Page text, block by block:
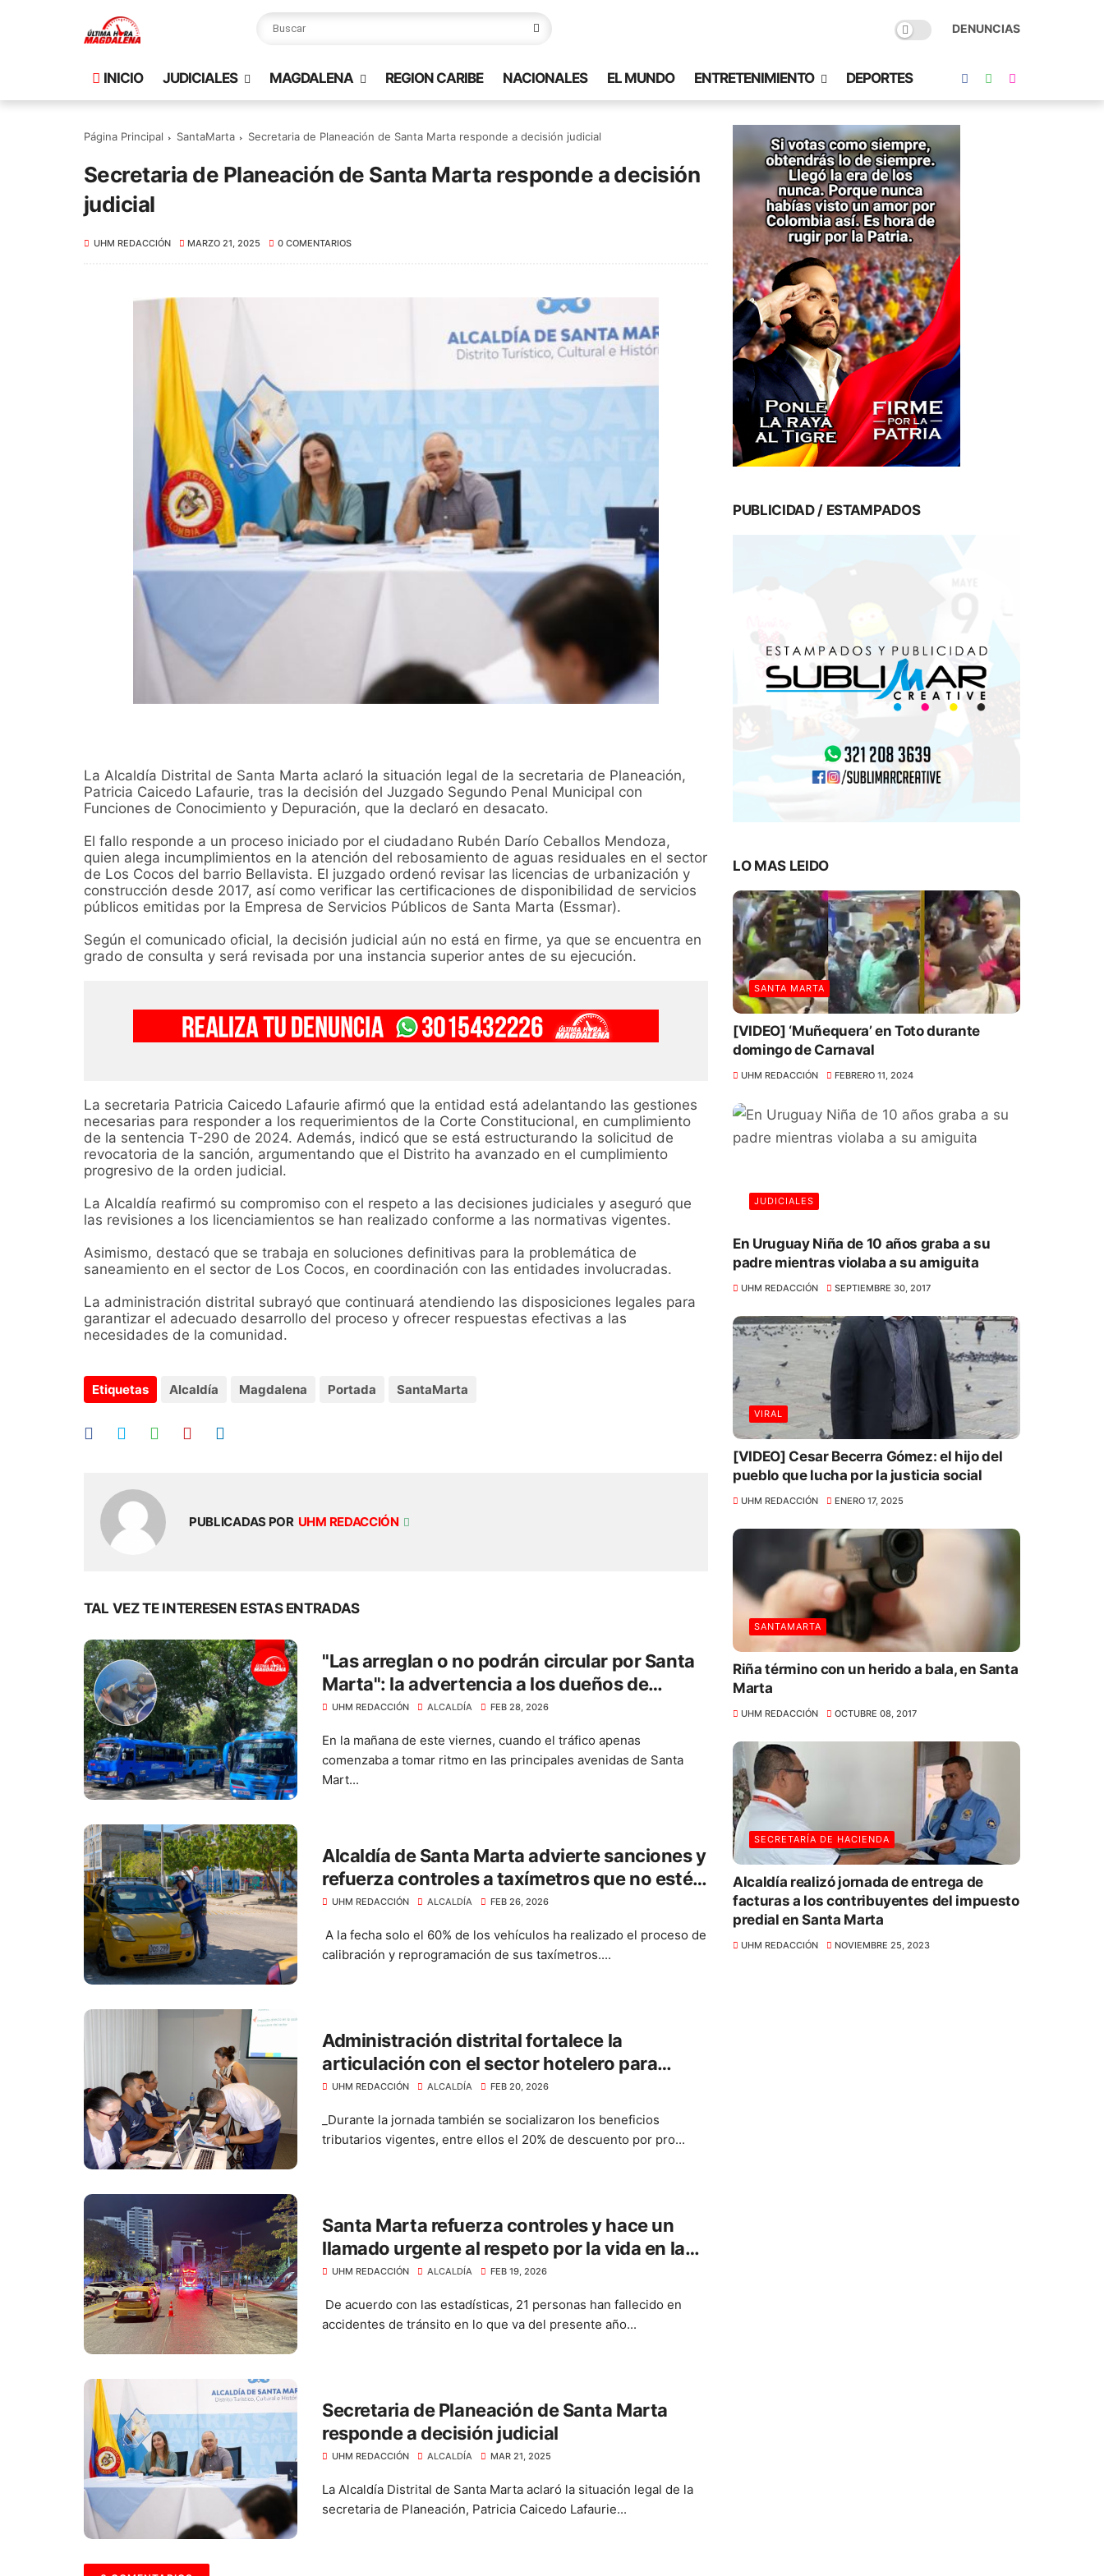
DENUNCIAS
INICIO JUDICIALES MAGDALENA REGION CARIBE NACIONALES EL MUNDO ENTRETENIMIENTO DEPORTES
Página Principal SantaMarta Secretaria de Planeación de Santa Marta responde a decisión judicial
Secretaria de Planeación de Santa Marta responde a decisión
judicial
UHM REDACCIÓN MARZO 21, 2025 0 COMENTARIOS
La Alcaldía Distrital de Santa Marta aclaró la situación legal de la secretaria de Planeación,
Patricia Caicedo Lafaurie, tras la decisión del Juzgado Segundo Penal Municipal con
Funciones de Conocimiento y Depuración, que la declaró en desacato.
El fallo responde a un proceso iniciado por el ciudadano Rubén Darío Ceballos Mendoza,
quien alega incumplimientos en la atención del rebosamiento de aguas residuales en el sector
de Los Cocos del barrio Bellavista. El juzgado ordenó revisar las licencias de urbanización y
construcción desde 2017, así como verificar las certificaciones de disponibilidad de servicios
públicos emitidas por la Empresa de Servicios Públicos de Santa Marta (Essmar).
Según el comunicado oficial, la decisión judicial aún no está en firme, ya que se encuentra en
grado de consulta y será revisada por una instancia superior antes de su ejecución.
La secretaria Patricia Caicedo Lafaurie afirmó que la entidad está adelantando las gestiones
necesarias para responder a los requerimientos de la Corte Constitucional, en cumplimiento
de la sentencia T-290 de 2024. Además, indicó que se está estructurando la solicitud de
revocatoria de la sanción, argumentando que el Distrito ha avanzado en el cumplimiento
progresivo de la orden judicial.
La Alcaldía reafirmó su compromiso con el respeto a las decisiones judiciales y aseguró que
las revisiones a los licenciamientos se han realizado conforme a las normativas vigentes.
Asimismo, destacó que se trabaja en soluciones definitivas para la problemática de
saneamiento en el sector de Los Cocos, en coordinación con las entidades involucradas.
La administración distrital subrayó que continuará atendiendo las disposiciones legales para
garantizar el adecuado desarrollo del proceso y ofrecer respuestas efectivas a las
necesidades de la comunidad.
Etiquetas Alcaldía Magdalena Portada SantaMarta
PUBLICADAS POR UHM REDACCIÓN
TAL VEZ TE INTERESEN ESTAS ENTRADAS
"Las arreglan o no podrán circular por Santa
Marta": la advertencia a los dueños de
busetas
UHM REDACCIÓN ALCALDÍA FEB 28, 2026
En la mañana de este viernes, cuando el tráfico apenas
comenzaba a tomar ritmo en las principales avenidas de Santa
Mart...
Alcaldía de Santa Marta advierte sanciones y
refuerza controles a taxímetros que no estén
calibrados
UHM REDACCIÓN ALCALDÍA FEB 26, 2026
A la fecha solo el 60% de los vehículos ha realizado el proceso de
calibración y reprogramación de sus taxímetros....
Administración distrital fortalece la
articulación con el sector hotelero para
mejorar el cumplimiento tributario
UHM REDACCIÓN ALCALDÍA FEB 20, 2026
_Durante la jornada también se socializaron los beneficios
tributarios vigentes, entre ellos el 20% de descuento por pro...
Santa Marta refuerza controles y hace un
llamado urgente al respeto por la vida en las
vías
UHM REDACCIÓN ALCALDÍA FEB 19, 2026
De acuerdo con las estadísticas, 21 personas han fallecido en
accidentes de tránsito en lo que va del presente año...
Secretaria de Planeación de Santa Marta
responde a decisión judicial
UHM REDACCIÓN ALCALDÍA MAR 21, 2025
La Alcaldía Distrital de Santa Marta aclaró la situación legal de la
secretaria de Planeación, Patricia Caicedo Lafaurie...
PUBLICIDAD / ESTAMPADOS
LO MAS LEIDO
SANTA MARTA
[VIDEO] ‘Muñequera’ en Toto durante
domingo de Carnaval
UHM REDACCIÓN FEBRERO 11, 2024
JUDICIALES
En Uruguay Niña de 10 años graba a su
padre mientras violaba a su amiguita
UHM REDACCIÓN SEPTIEMBRE 30, 2017
VIRAL
[VIDEO] Cesar Becerra Gómez: el hijo del
pueblo que lucha por la justicia social
UHM REDACCIÓN ENERO 17, 2025
SANTAMARTA
Riña término con un herido a bala, en Santa
Marta
UHM REDACCIÓN OCTUBRE 08, 2017
SECRETARÍA DE HACIENDA
Alcaldía realizó jornada de entrega de
facturas a los contribuyentes del impuesto
predial en Santa Marta
UHM REDACCIÓN NOVIEMBRE 25, 2023